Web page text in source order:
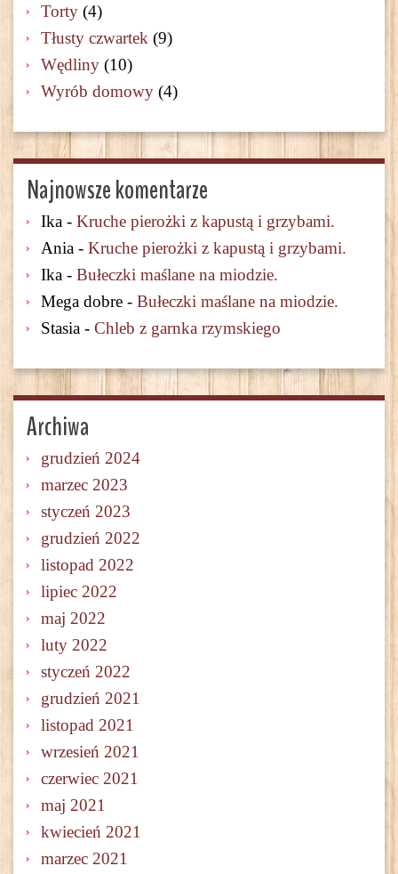
Torty (4)
Tłusty czwartek (9)
Wędliny (10)
Wyrób domowy (4)
Najnowsze komentarze
Ika - Kruche pierożki z kapustą i grzybami.
Ania - Kruche pierożki z kapustą i grzybami.
Ika - Bułeczki maślane na miodzie.
Mega dobre - Bułeczki maślane na miodzie.
Stasia - Chleb z garnka rzymskiego
Archiwa
grudzień 2024
marzec 2023
styczeń 2023
grudzień 2022
listopad 2022
lipiec 2022
maj 2022
luty 2022
styczeń 2022
grudzień 2021
listopad 2021
wrzesień 2021
czerwiec 2021
maj 2021
kwiecień 2021
marzec 2021